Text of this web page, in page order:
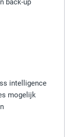
back-up
intelligence
mogelijk